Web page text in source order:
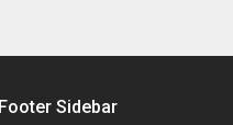
Footer Sidebar